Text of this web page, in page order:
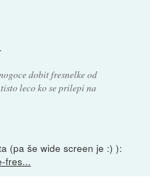
dobit fresnelke od
leco ko se prilepi na
(pa še wide screen je :) ):
fres...